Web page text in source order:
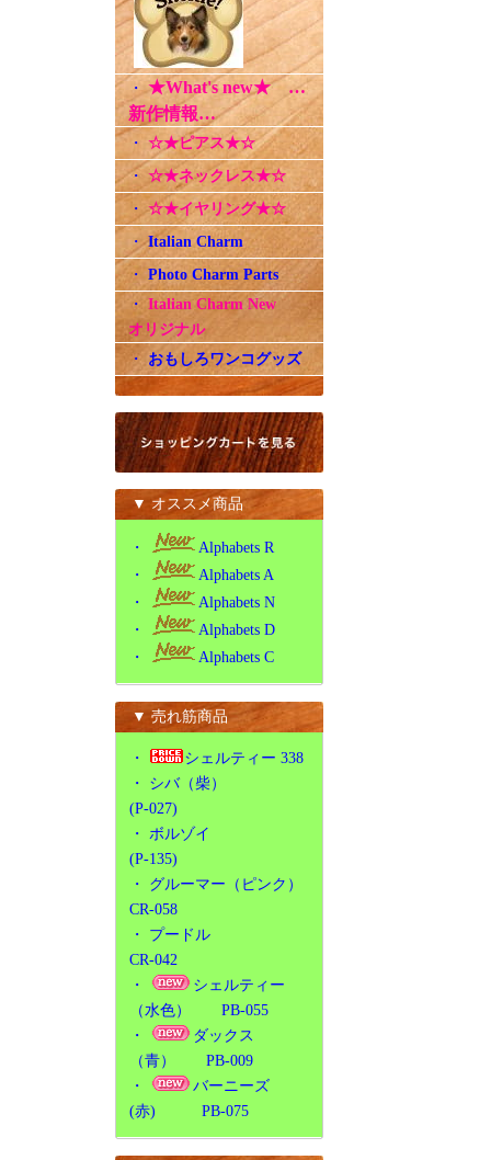
・★What's new★ …
新作情報…
・ ☆★ピアス★☆
・ ☆★ネックレス★☆
・☆★イヤリング★☆
・Italian Charm
・Photo Charm Parts
・ Italian Charm New
オリジナル
・ おもしろワンコグッズ
▼ オススメ商品
・
Alphabets R
・
Alphabets A
・
Alphabets N
・
Alphabets D
・
Alphabets C
▼ 売れ筋商品
・
シェルティー 338
・ シバ（柴）
(P-027)
・ ボルゾイ
(P-135)
・ グルーマー（ピンク）
CR-058
・ プードル
CR-042
・
シェルティー
（水色） PB-055
・
ダックス
（青） PB-009
・
バーニーズ
(赤) PB-075